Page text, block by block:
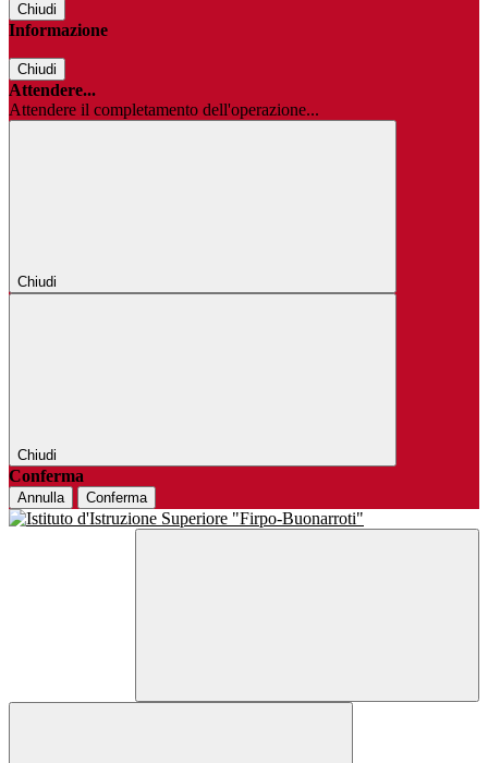
Chiudi
Informazione
Chiudi
Attendere...
Attendere il completamento dell'operazione...
Chiudi
Chiudi
Conferma
Annulla Conferma